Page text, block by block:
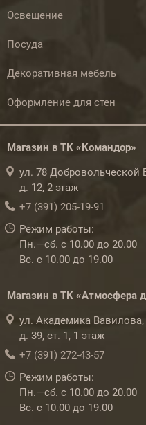
Освещение
Посуда
Декоративная мебель
Оформление для стен
Магазин в ТК «Командор»
ул. 78 Добровольческой
д. 12, 2 этаж
+7 (391) 205-19-91
Режим работы:
Пн.—сб. с 10.00 до 20.00
Вс. с 10.00 до 19.00
Магазин в ТК «Атмосфера
ул. Академика Вавилова,
д. 39, ст. 1, 1 этаж
+7 (391) 272-43-57
Режим работы:
Пн.—сб. с 10.00 до 20.00
Вс. с 10.00 до 19.00